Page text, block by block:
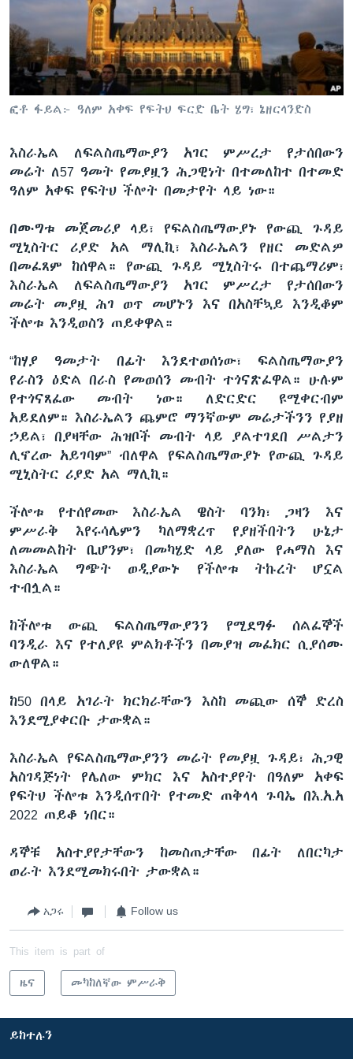
ቋንቋዎች
ፎቶ ፋይል፦ ዓለም አቀፍ የፍትህ ፍርድ ቤት ሄግ፣ ኔዘርላንድስ
እስራኤል ለፍልስጤማውያን አገር ምሥረታ የታሰበውን
መሬት ለ57 ዓመት የመያዟን ሕጋዊነት በተመለከተ በተመድ
ዓለም አቀፍ የፍትህ ችሎት በመታየት ላይ ነው።
በሙግቱ መጀመሪያ ላይ፣ የፍልስጤማውያኑ የውጪ ጉዳይ
ሚኒስትር ሪያድ አል ማሊኪ፣ እስራኤልን የዘር መድልዎ
በመፈጸም ከሰዋል። የውጪ ጉዳይ ሚኒስትሩ በተጨማሪም፣
እስራኤል ለፍልስጤማውያን አገር ምሥረታ የታሰበውን
መሬት መያዟ ሕገ ወጥ መሆኑን እና በአስቸኳይ እንዲቆም
ችሎቱ እንዲወስን ጠይቀዋል።
“ከሃያ ዓመታት በፊት እንደተወሰነው፣ ፍልስጤማውያን
የራስን ዕድል በራስ የመወሰን መብት ተጎናጽፈዋል። ሁሉም
የተጎናጸፈው መብት ነው። ለድርድር ዩሚቀርብም
አይደለም። እስራኤልን ጨምሮ ማንኛውም መሬታችንን የያዘ
ኃይል፣ በያዛቸው ሕዝቦች መብት ላይ ያልተገደበ ሥልታን
ሊኖረው አይገባም” ብለዋል የፍልስጤማውያኑ የውጪ ጉዳይ
ሚኒስትር ሪያድ አል ማሊኪ።
ችሎቱ የተሰየመው እስራኤል ዌስት ባንክ፣ ጋዛን እና
ምሥራቅ እየሩሳሌምን ካለማቋረጥ የያዘችበትን ሁኔታ
ለመመልከት ቢሆንም፣ በመካሄድ ላይ ያለው የሐማስ እና
እስራኤል ግጭት ወዲያውኑ የችሎቱ ትኩረት ሆኗል
ተብሏል።
ከችሎቱ ውጪ ፍልስጤማውያንን የሚደግፉ ሰልፈኞች
ባንዲራ እና የተለያዩ ምልክቶችን በመያዝ መፈክር ሲያሰሙ
ውለዋል።
ከ50 በላይ አገራት ክርክራቸውን እስከ መጪው ሰኞ ድረስ
እንደሚያቀርቡ ታውቋል።
እስራኤል የፍልስጤማውያንን መሬት የመያዟ ጉዳይ፣ ሕጋዊ
አስገዳጅነት የሌለው ምክር እና አስተያየት በዓለም አቀፍ
የፍትህ ችሎቱ እንዲሰጥበት የተመድ ጠቅላላ ጉባኤ በእ.አ.አ
2022 ጠይቆ ነበር።
ዳኞቹ አስተያየታቸውን ከመስጠታቸው በፊት ለበርካታ
ወራት እንደሚመክሩበት ታውቋል።
አጋሩ Follow us
This item is part of
ዜና መካከለኛው ምሥራቅ
ይከተሉን